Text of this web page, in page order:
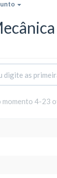
momento 4-23